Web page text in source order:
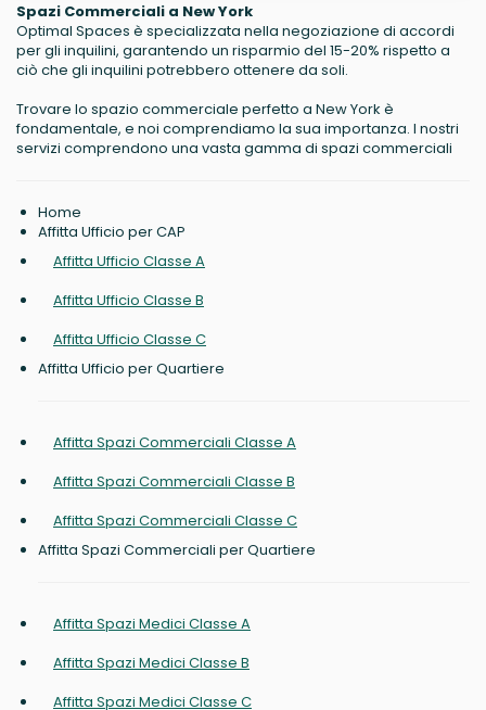
Spazi Commerciali a New York
Optimal Spaces è specializzata nella negoziazione di accordi
per gli inquilini, garantendo un risparmio del 15-20% rispetto a
ciò che gli inquilini potrebbero ottenere da soli.
Trovare lo spazio commerciale perfetto a New York è
fondamentale, e noi comprendiamo la sua importanza. I nostri
servizi comprendono una vasta gamma di spazi commerciali
Home
Affitta Ufficio per CAP
Affitta Ufficio Classe A
Affitta Ufficio Classe B
Affitta Ufficio Classe C
Affitta Ufficio per Quartiere
Affitta Spazi Commerciali Classe A
Affitta Spazi Commerciali Classe B
Affitta Spazi Commerciali Classe C
Affitta Spazi Commerciali per Quartiere
Affitta Spazi Medici Classe A
Affitta Spazi Medici Classe B
Affitta Spazi Medici Classe C